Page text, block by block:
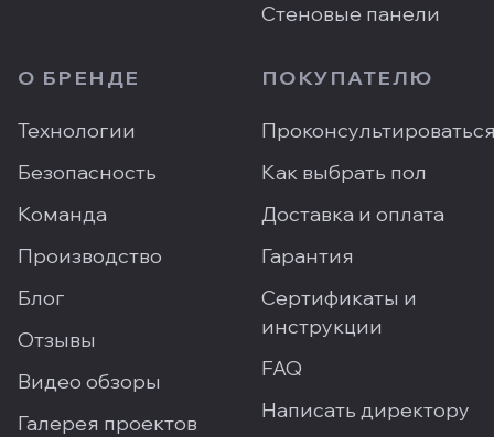
Стеновые панели
О БРЕНДЕ
Технологии
Безопасность
Команда
Производство
Блог
Отзывы
Видео обзоры
Галерея проектов
ПОКУПАТЕЛЮ
Как выбрать пол
Доставка и оплата
Гарантия
Сертификаты и
инструкции
FAQ
Написать директору